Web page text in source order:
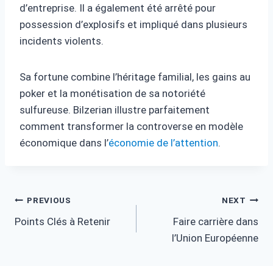
d’entreprise. Il a également été arrêté pour
possession d’explosifs et impliqué dans plusieurs
incidents violents.
Sa fortune combine l’héritage familial, les gains au
poker et la monétisation de sa notoriété
sulfureuse. Bilzerian illustre parfaitement
comment transformer la controverse en modèle
économique dans l’économie de l’attention.
Post
navigation
PREVIOUS
Points Clés à Retenir
NEXT
Faire carrière dans
l’Union Européenne